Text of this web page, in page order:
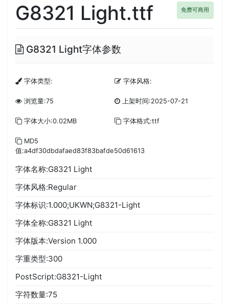
G8321 Light.ttf 免费可商用
G8321 Light字体参数
字体类型: 字体风格:
浏览量:75 上架时间:2025-07-21
字体大小:0.02MB 字体格式:ttf
MD5
值:a4df30dbdafaed83f83bafde50d61613
字体名称:G8321 Light
字体风格:Regular
字体标识:1.000;UKWN;G8321-Light
字体全称:G8321 Light
字体版本:Version 1.000
字重类型:300
PostScript:G8321-Light
字符数量:75